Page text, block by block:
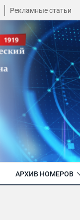
Рекламные статьи
АРХИВ НОМЕРОВ